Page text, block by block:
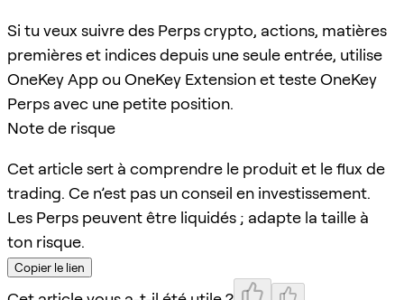
Si tu veux suivre des Perps crypto, actions, matières
premières et indices depuis une seule entrée, utilise
OneKey App ou OneKey Extension et teste OneKey
Perps avec une petite position.
Note de risque
Cet article sert à comprendre le produit et le flux de
trading. Ce n’est pas un conseil en investissement.
Les Perps peuvent être liquidés ; adapte la taille à
ton risque.
Copier le lien